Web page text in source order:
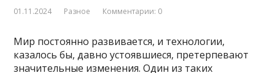
01.11.2024 Разное Комментарии: 0
Мир постоянно развивается, и технологии,
казалось бы, давно устоявшиеся, претерпевают
значительные изменения. Один из таких